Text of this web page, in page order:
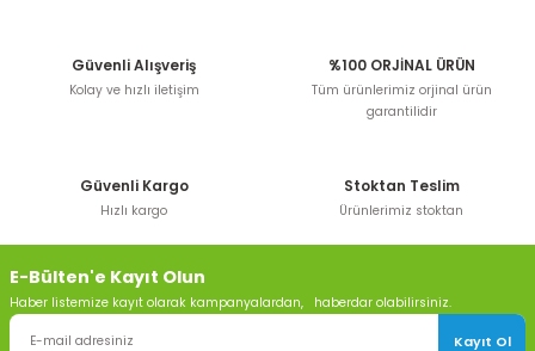
Güvenli Alışveriş
Kolay ve hızlı iletişim
%100 ORJİNAL ÜRÜN
Tüm ürünlerimiz orjinal ürün
garantilidir
Güvenli Kargo
Hızlı kargo
Stoktan Teslim
Ürünlerimiz stoktan
E-Bülten'e Kayıt Olun
Haber listemize kayıt olarak kampanyalardan, haberdar olabilirsiniz.
Kayıt Ol